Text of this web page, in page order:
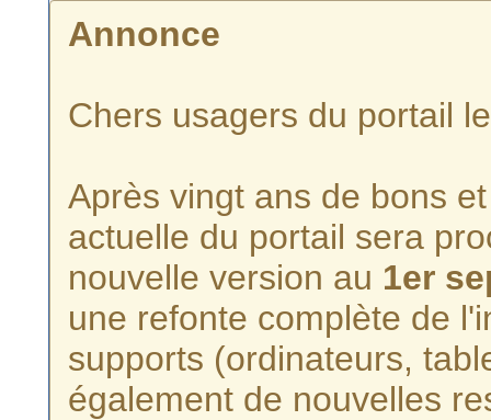
Annonce
Chers usagers du portail
Après vingt ans de bons
actuelle du portail sera
nouvelle version au 1er
une refonte complète de
supports (ordinateurs,
également de nouvelles